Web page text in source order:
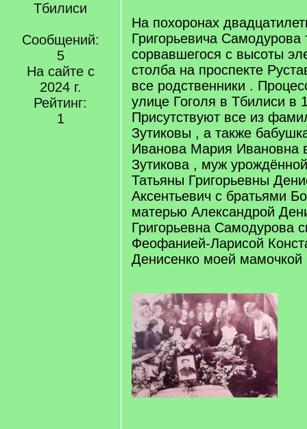
Тбилиси
Сообщений:
5
На сайте с
2024 г.
Рейтинг:
1
На похоронах
Григорьевича Самодурова
сорвавшегося с высоты
столба на проспекте
все родственники .
улице Гоголя в Тбилиси в
Присутствуют все из
Зутиковы , а также
Иванова Мария Ивановна
Зутикова , муж
Татьяны Григорьевны
Аксентьевич с братьями
матерью Александрой
Григорьевна Самодурова
Феофанией-Ларисой
Денисенко моей мамочкой